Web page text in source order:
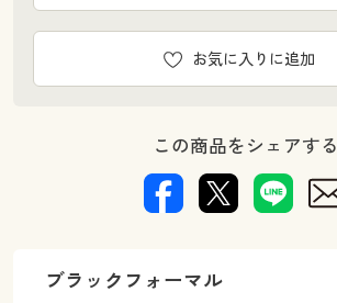
お気に入りに追加
この商品をシェアする
ブラックフォーマル